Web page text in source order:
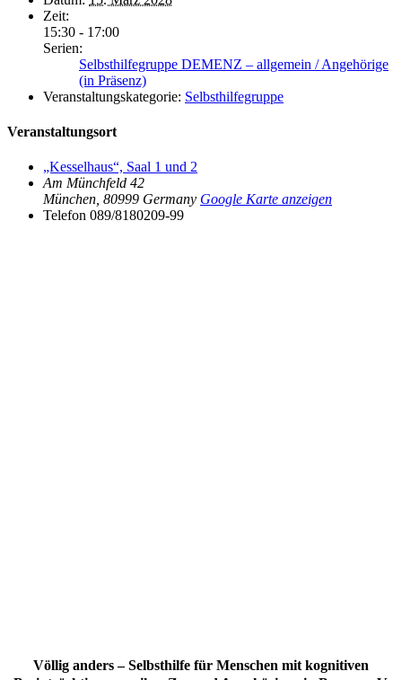
Zeit:
15:30 - 17:00
Serien:
Selbsthilfegruppe DEMENZ – allgemein / Angehörige
(in Präsenz)
Veranstaltungskategorie: Selbsthilfegruppe
Veranstaltungsort
„Kesselhaus“, Saal 1 und 2
Am Münchfeld 42
München 80999 Germany Google Karte anzeigen
Telefon 089/8180209-99
Völlig anders – Selbsthilfe für Menschen mit kognitiven